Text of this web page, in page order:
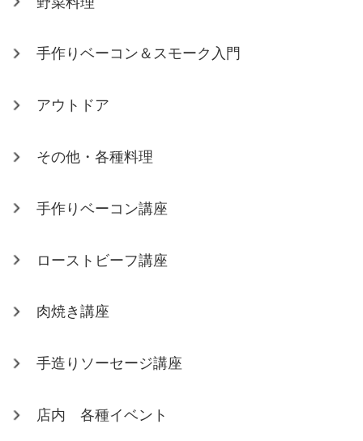
手作りベーコン＆スモーク入門
アウトドア
その他・各種料理
手作りベーコン講座
ローストビーフ講座
肉焼き講座
手造りソーセージ講座
店内 各種イベント